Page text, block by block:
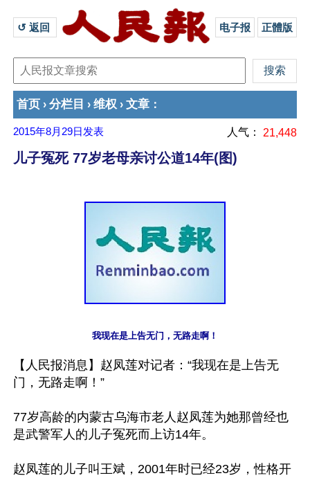
↺ 返回 电子报 正體版
首页 › 分栏目 › 维权 › 文章 ：
2015年8月29日 发表 人气： 21,448
儿子冤死 77岁老母亲讨公道14年(图)
【人民报消息】赵凤莲对记者：“我现在是上告无
门，无路走啊！”
77岁高龄的内蒙古乌海市老人赵凤莲为她那曾经也
是武警军人的儿子冤死而上访14年。
赵凤莲的儿子叫王斌，2001年时已经23岁，性格开